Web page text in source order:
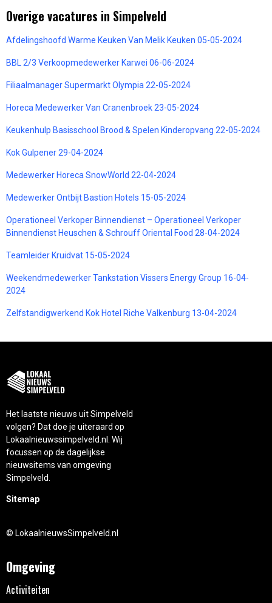
Overige vacatures in Simpelveld
Afdelingshoofd Warme Keuken Van Melik Keuken 05-05-2024
BBL 2/3 Verkoopmedewerker Karwei 06-06-2024
Filiaalmanager Supermarkt Olympia 22-05-2024
Horeca Medewerker Van Cranenbroek 23-05-2024
Keukenhulp Basisschool Brood & Spelen Kinderopvang 22-05-2024
Kok Gulpener 29-04-2024
Medewerker Horeca SnowWorld 22-04-2024
Medewerker Ontbijt Bastion Hotels 15-05-2024
Operationeel Verkoper Binnendienst – Operationeel Verkoper
Binnendienst Heuschen & Schrouff Oriental Food 28-04-2024
Teamleider Kruidvat 15-05-2024
Weekendmedewerker Tankstation Vissers Energy Group 16-04-
2024
Zelfstandigwerkend Kok Hotel Riche Valkenburg 13-04-2024
Het laatste nieuws uit Simpelveld
volgen? Dat doe je uiteraard op
Lokaalnieuwssimpelveld.nl. Wij
focussen op de dagelijkse
nieuwsitems van omgeving
Simpelveld.
Sitemap
© LokaalnieuwsSimpelveld.nl
Omgeving
Activiteiten